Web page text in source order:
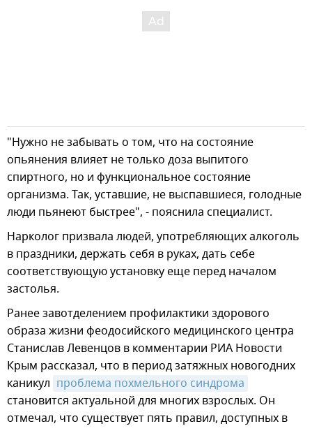
"Нужно не забывать о том, что на состояние
опьянения влияет не только доза выпитого
спиртного, но и функциональное состояние
организма. Так, уставшие, не выспавшиеся, голодные
люди пьянеют быстрее", - пояснила специалист.
Нарколог призвала людей, употребляющих алкоголь
в праздники, держать себя в руках, дать себе
соответствующую установку еще перед началом
застолья.
Ранее завотделением профилактики здорового
образа жизни феодосийского медицинского центра
Станислав Левенцов в комментарии РИА Новости
Крым рассказал, что в период затяжных новогодних
каникул проблема похмельного синдрома
становится актуальной для многих взрослых. Он
отмечал, что существует пять правил, доступных в